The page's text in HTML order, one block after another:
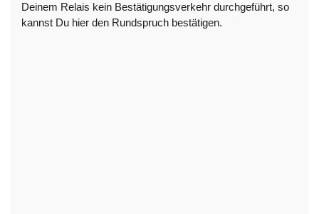
Deinem Relais kein Bestätigungsverkehr durchgeführt, so
kannst Du hier den Rundspruch bestätigen.